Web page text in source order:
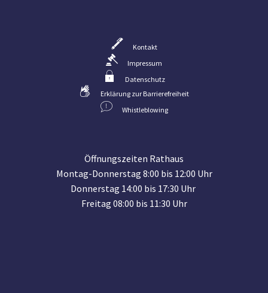
Kontakt
Impressum
Datenschutz
Erklärung zur Barrierefreiheit
Whistleblowing
Öffnungszeiten Rathaus
Montag-Donnerstag 8:00 bis 12:00 Uhr
Donnerstag 14:00 bis 17:30 Uhr
Freitag 08:00 bis 11:30 Uhr